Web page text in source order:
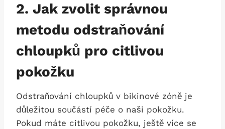
2. Jak zvolit správnou
metodu odstraňování
⁢chloupků pro citlivou
pokožku
Odstraňování chloupků v bikinové zóně je⁣
důležitou součástí péče o naši ⁤pokožku.
Pokud máte citlivou pokožku, ještě více se